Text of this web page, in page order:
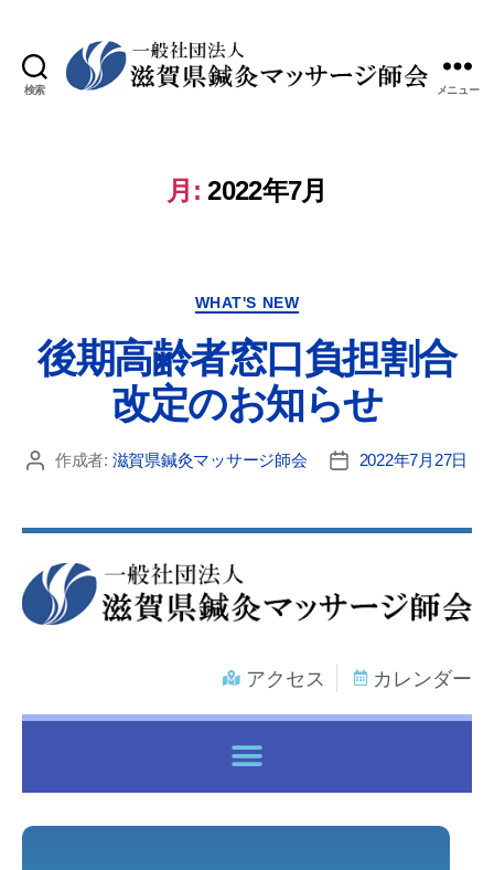
検索 メニュー
月: 2022年7月
WHAT'S NEW
後期高齢者窓口負担割合
改定のお知らせ
作成者: 滋賀県鍼灸マッサージ師会 2022年7月27日
アクセス カレンダー